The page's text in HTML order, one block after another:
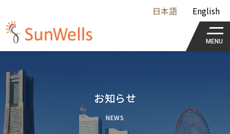
日本語 English
MENU
お知らせ
NEWS